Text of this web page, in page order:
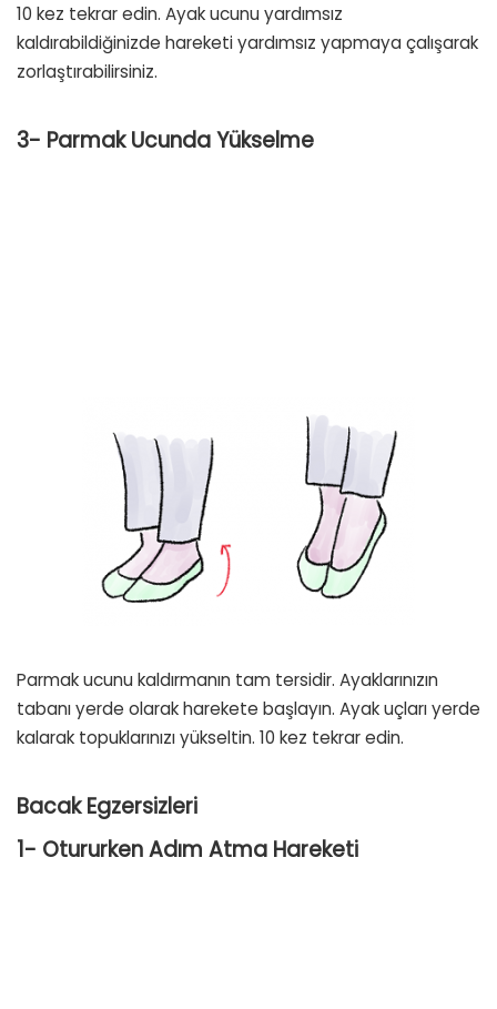
10 kez tekrar edin. Ayak ucunu yardımsız
kaldırabildiğinizde hareketi yardımsız yapmaya çalışarak
zorlaştırabilirsiniz.
3- Parmak Ucunda Yükselme
Parmak ucunu kaldırmanın tam tersidir. Ayaklarınızın
tabanı yerde olarak harekete başlayın. Ayak uçları yerde
kalarak topuklarınızı yükseltin. 10 kez tekrar edin.
Bacak Egzersizleri
1- Otururken Adım Atma Hareketi